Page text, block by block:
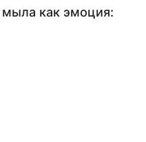
как эмоция: